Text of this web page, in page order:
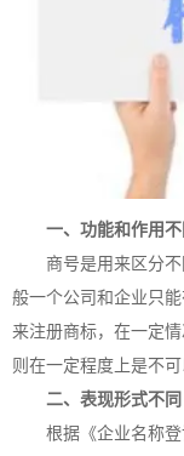
一、功能和作用不
商号是用来区分不
般一个公司和企业只
来注册商标，在一定
则在一定程度上是不可
二、表现形式不同
根据《企业名称登